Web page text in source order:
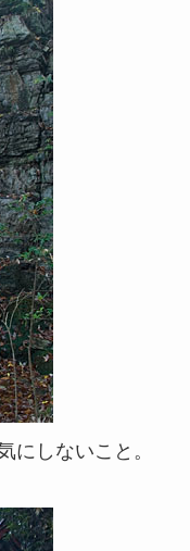
にしないこと。